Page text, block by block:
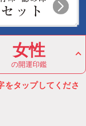
女性
の開運印鑑
タップしてくださ